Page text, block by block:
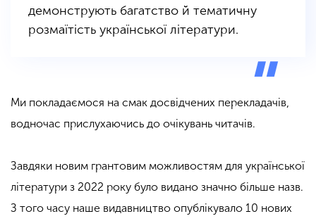
демонструють багатство й тематичну
розмаїтість української літератури.
Ми покладаємося на смак досвідчених перекладачів,
водночас прислухаючись до очікувань читачів.
Завдяки новим грантовим можливостям для української
літератури з 2022 року було видано значно більше назв.
З того часу наше видавництво опублікувало 10 нових